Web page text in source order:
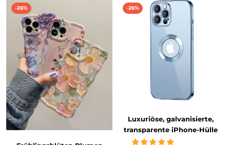
-26% -26%
Luxuriöse, galvanisierte,
transparente iPhone-Hülle